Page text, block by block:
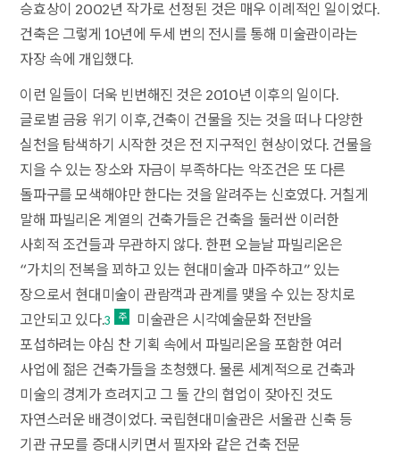
승효상이 2002년 작가로 선정된 것은 매우 이례적인 일이었다.
건축은 그렇게 10년에 두세 번의 전시를 통해 미술관이라는
자장 속에 개입했다.
이런 일들이 더욱 빈번해진 것은 2010년 이후의 일이다.
글로벌 금융 위기 이후, 건축이 건물을 짓는 것을 떠나 다양한
실천을 탐색하기 시작한 것은 전 지구적인 현상이었다. 건물을
지을 수 있는 장소와 자금이 부족하다는 악조건은 또 다른
돌파구를 모색해야만 한다는 것을 알려주는 신호였다. 거칠게
말해 파빌리온 계열의 건축가들은 건축을 둘러싼 이러한
사회적 조건들과 무관하지 않다. 한편 오늘날 파빌리온은
“가치의 전복을 꾀하고 있는 현대미술과 마주하고” 있는
장으로서 현대미술이 관람객과 관계를 맺을 수 있는 장치로
고안되고 있다.3
미술관은 시각예술문화 전반을
포섭하려는 야심 찬 기획 속에서 파빌리온을 포함한 여러
사업에 젊은 건축가들을 초청했다. 물론 세계적으로 건축과
미술의 경계가 흐려지고 그 둘 간의 협업이 잦아진 것도
자연스러운 배경이었다. 국립현대미술관은 서울관 신축 등
기관 규모를 증대시키면서 필자와 같은 건축 전문